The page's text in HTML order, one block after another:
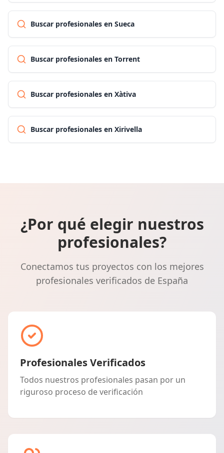
Buscar profesionales en Sueca
Buscar profesionales en Torrent
Buscar profesionales en Xàtiva
Buscar profesionales en Xirivella
¿Por qué elegir nuestros
profesionales?
Conectamos tus proyectos con los mejores
profesionales verificados de España
Profesionales Verificados
Todos nuestros profesionales pasan por un
riguroso proceso de verificación